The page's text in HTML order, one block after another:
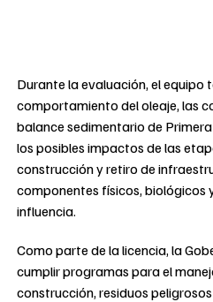
Durante la evaluación, el equipo
comportamiento del oleaje, las
balance sedimentario de
los posibles impactos de las
construcción y retiro de
componentes físicos, biológicos
influencia.
Como parte de la licencia, la
cumplir programas para el
construcción, residuos